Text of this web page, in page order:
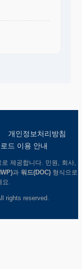
개인정보처리방침
드 이용 안내
로 제공합니다. 민원, 회사,
과 워드(DOC) 형식으로
.
rights reserved.